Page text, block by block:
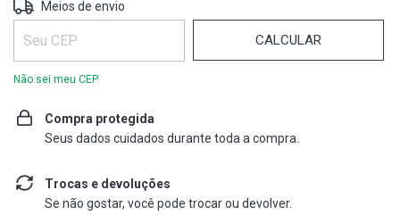
Entregas para o CEP:
Meios de envio
CALCULAR
Não sei meu CEP
Compra protegida
Seus dados cuidados durante toda a compra.
Trocas e devoluções
Se não gostar, você pode trocar ou devolver.